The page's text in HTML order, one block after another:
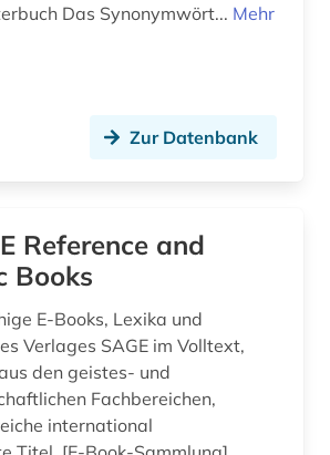
(3)
(3)
jüdische geschichte (1)
Das Synonymwört... Mehr
Zur Datenbank
Reference and
Books
E-Books, Lexika und
Verlages SAGE im Volltext,
den geistes- und
Fachbereichen,
international